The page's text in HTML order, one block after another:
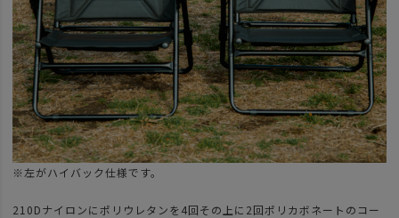
※左がハイバック仕様です。
210Dナイロンにポリウレタンを4回その上に2回ポリカボネートのコー